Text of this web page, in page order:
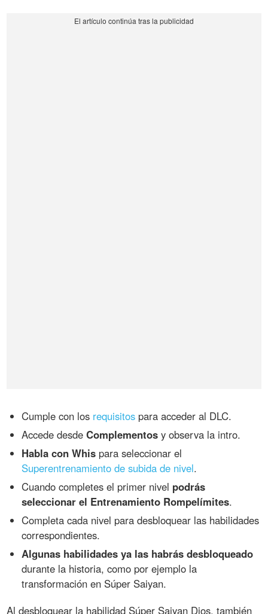
Cumple con los requisitos para acceder al DLC.
Accede desdeComplementos y observa la intro.
Habla con Whis para seleccionar el
Superentrenamiento de subida de nivel.
Cuando completes el primer nivel podrás
seleccionar el Entrenamiento Rompelímites.
Completa cada nivel para desbloquear las habilidades
correspondientes.
Algunas habilidades ya las habrás desbloqueado
durante la historia, como por ejemplo la
transformación en Súper Saiyan.
Al desbloquear la habilidad Súper Saiyan Dios, también